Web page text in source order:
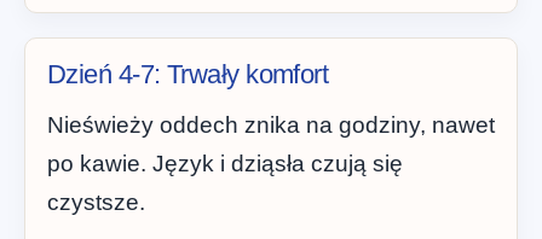
Dzień 4-7: Trwały komfort
Nieświeży oddech znika na godziny, nawet
po kawie. Język i dziąsła czują się
czystsze.